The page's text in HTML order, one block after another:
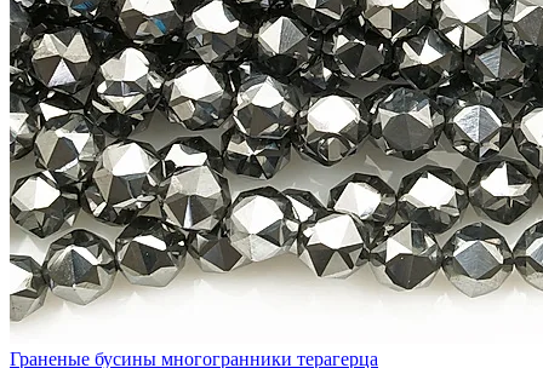
Граненые бусины многогранники терагерца